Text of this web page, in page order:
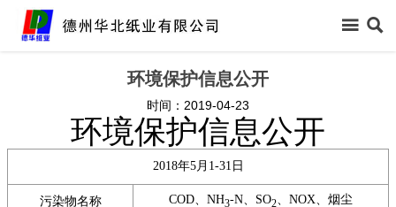
 
环境保护信息公开
时间：2019-04-23
环境保护信息公开
2018年5月1-31日
污染物名称 COD、NH3-N、SO2、NOX、烟尘
关于我们